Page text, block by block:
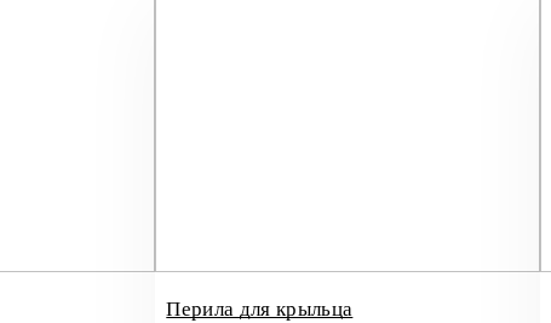
Перила для крыльца